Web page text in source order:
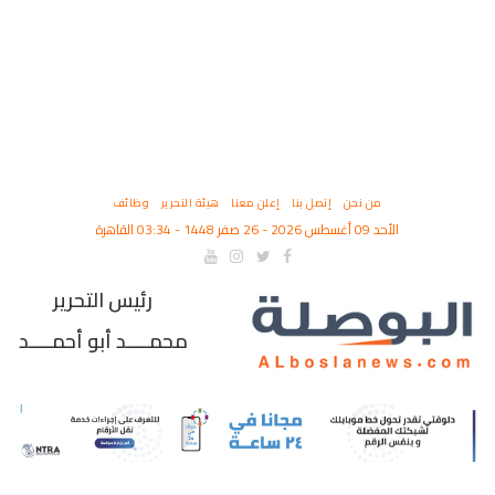
من نحن إتصل بنا إعلن معنا هيئة التحرير وظائف
الأحد 09 أغسطس 2026 - 26 صفر 1448 - 03:34 القاهرة
رئيس التحرير
محمــــد أبو أحمــــد